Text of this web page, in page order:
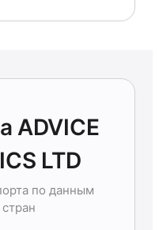
ADVICE
LTD
по данным